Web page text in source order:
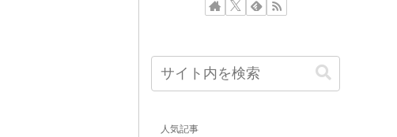
人気記事